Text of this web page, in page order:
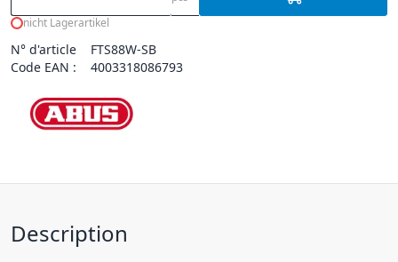
nicht Lagerartikel
N° d'article
FTS88W-SB
Code EAN :
4003318086793
Description